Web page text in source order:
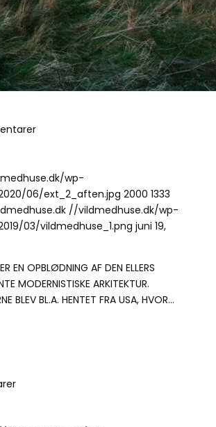
wp-
06/ext_2_aften.jpg 2000 1333
//vildmedhuse.dk/wp-
03/vildmedhuse_1.png juni 19,
EN OPBLØDNING AF DEN ELLERS
MODERNISTISKE ARKITEKTUR.
BLEV BL.A. HENTET FRA USA, HVOR…